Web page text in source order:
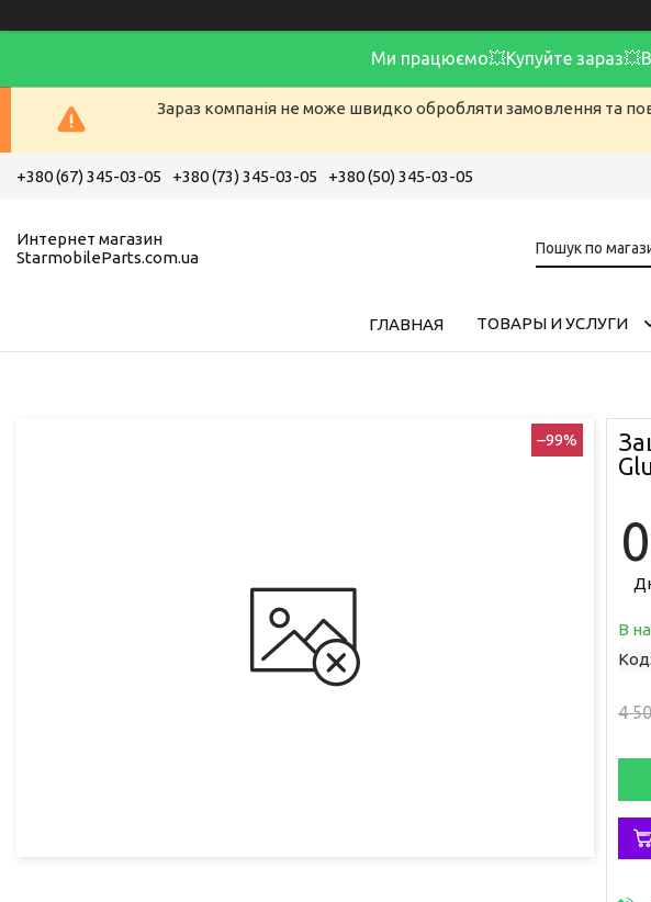
Ми працюємо💥Купуйте
Зараз компанія не може швидко обробляти замовлення та
+380 (67) 345-03-05 +380 (73) 345-03-05 +380 (50) 345-03-05
Интернет магазин
StarmobileParts.com.ua
ГЛАВНАЯ ТОВАРЫ И УСЛУГИ
–99%
0
В
Код:
4